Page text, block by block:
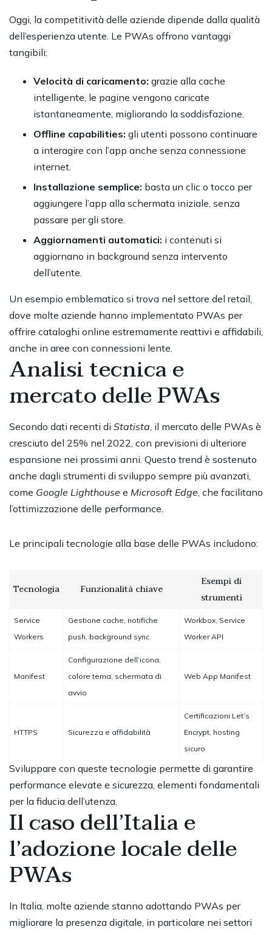
Oggi, la competitività delle aziende dipende dalla qualità
dell’esperienza utente. Le PWAs offrono vantaggi
tangibili:
Velocità di caricamento: grazie alla cache
intelligente, le pagine vengono caricate
istantaneamente, migliorando la soddisfazione.
Offline capabilities: gli utenti possono continuare
a interagire con l’app anche senza connessione
internet.
Installazione semplice: basta un clic o tocco per
aggiungere l’app alla schermata iniziale, senza
passare per gli store.
Aggiornamenti automatici: i contenuti si
aggiornano in background senza intervento
dell’utente.
Un esempio emblematico si trova nel settore del retail,
dove molte aziende hanno implementato PWAs per
offrire cataloghi online estremamente reattivi e affidabili,
anche in aree con connessioni lente.
Analisi tecnica e
mercato delle PWAs
Secondo dati recenti di Statista, il mercato delle PWAs è
cresciuto del 25% nel 2022, con previsioni di ulteriore
espansione nei prossimi anni. Questo trend è sostenuto
anche dagli strumenti di sviluppo sempre più avanzati,
come Google Lighthouse e Microsoft Edge, che facilitano
l’ottimizzazione delle performance.
Le principali tecnologie alla base delle PWAs includono:
Tecnologia Funzionalità chiave
Esempi di
strumenti
Service
Workers
Gestione cache, notifiche
push, background sync
Workbox, Service
Worker API
Manifest
Configurazione dell’icona,
colore tema, schermata di
avvio
Web App Manifest
HTTPS Sicurezza e affidabilità
Certificazioni Let’s
Encrypt, hosting
sicuro
Sviluppare con queste tecnologie permette di garantire
performance elevate e sicurezza, elementi fondamentali
per la fiducia dell’utenza.
Il caso dell’Italia e
l’adozione locale delle
PWAs
In Italia, molte aziende stanno adottando PWAs per
migliorare la presenza digitale, in particolare nei settori